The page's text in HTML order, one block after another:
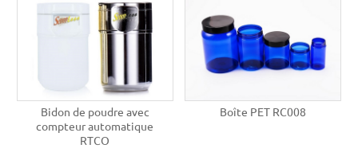
Bidon de poudre avec
compteur automatique
RTCO
Boîte PET RC008